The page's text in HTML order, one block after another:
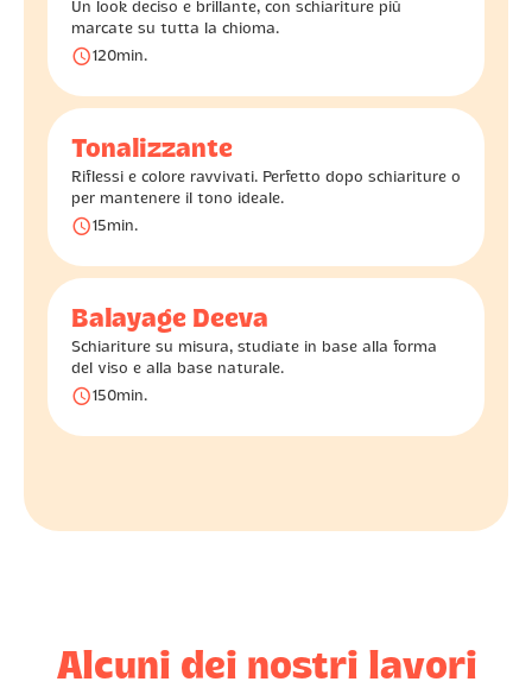
Un look deciso e brillante, con schiariture più
marcate su tutta la chioma.
󰅐120min.
Tonalizzante
Riflessi e colore ravvivati. Perfetto dopo schiariture o
per mantenere il tono ideale.
󰅐15min.
Balayage Deeva
Schiariture su misura, studiate in base alla forma
del viso e alla base naturale.
󰅐150min.
Alcuni dei nostri lavori